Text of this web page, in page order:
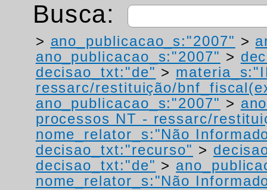
Busca:
> ano_publicacao_s:"2007" >
ano_publicacao_s:"2007" >
decisao_txt:"de" >
ressarc/restituição/
ano_publicacao_s:"2007" >
processos NT - ressarc/
nome_relator_s:"Não
decisao_txt:"recurso" >
decisao_txt:"de" >
nome_relator_s:"Não